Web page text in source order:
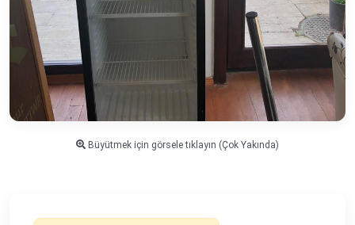
Büyütmek için görsele tıklayın (Çok Yakında)